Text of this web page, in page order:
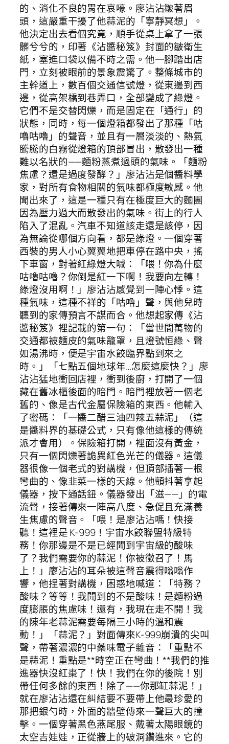
的、消化不良的胃在哀嚎。廖沾沾皺著眉
頭，這嚴重干擾了他蒜泥的「寧靜冥想」。
他決定出去看個究竟，順手從桌上拿了一張
髒兮兮的，印著《沾醬秘笈》封面的皺衛生
紙，塞進口袋以備不時之需。他一腳踏出店
門，立刻被眼前的景象震驚了。整條城市的
主幹道上，數百個交通信號燈，從東邊到西
邊，從高架橋到巷弄口，全部變成了綠燈。
它們不是交替閃爍，而是固定在「通行」的
狀態，同時，每一個燈箱都發出了那種「咕
嚕咕嚕」的聲音，並且有一層淡淡的、熱氣
騰騰的白霧從燈箱的頂部冒出，散發出一種
難以名狀的——麵粉蒸煮過頭的氣味。「麵粉
焦慮？還是過度發酵？」廖沾沾是個醬料學
家，對所有食物相關的氣味都極度敏感。他
聞出來了，這是一種只有在極度巨大的麵團
因為壓力過大而散發出的氣味。街上的行人
陷入了混亂。汽車不知道該走還是該停，因
為無論從哪個方向看，都是綠燈。一個穿著
西裝的男人小心翼翼地把車停在路中央，搖
下車窗，對著紅綠燈大喊：「喂！你為什麼
咕嚕咕嚕？你倒是紅一下啊！我要向左轉！
綠燈沒用啊！」廖沾沾感覺到一陣心悸。這
種氣味，這種不祥的「咕嚕」聲，與他兒時
聽到的家傳預言不謀而合。他想起家傳《沾
醬秘笈》裡記載的第一句：「當世間萬物的
交通都被麵皮的氣味籠罩，且燈號恒綠、聲
如湯沸時，便是宇宙水餃臨界點到來之
時。」「七點五個地球年…怎麼這麼快？」廖
沾沾猛地衝回店裡，衝到後廚，打開了一個
藏在舊冰櫃後面的暗門。暗門裡放著一個老
舊的、像是古代金屬保險箱的東西。他輸入
了密碼：「一醬二醋三油四辣五蒜泥」（這
是醬料界的基礎公式，只有像他這樣的傳統
派才會用）。保險箱打開，裡面沒有黃金，
只有一個閃爍著詭異紅色光芒的儀器。這儀
器很像一個老式的對講機，但頂部插著一根
彎曲的、像韭菜一樣的天線。他顫抖著拿起
儀器，按下通話鈕。儀器發出「滋——」的電
流聲，接著傳來一陣高八度、急促且充滿養
生焦慮的聲音。「喂！是廖沾沾嗎！快接
聽！這裡是 K-999！宇宙水餃聯盟特級特
務！你那邊是不是已經聞到宇宙級的酸味
了？我們需要你的蒜泥！你被徵召了！馬
上！」廖沾沾的耳朵被這聲音震得嗡嗡作
響，他捏著對講機，困惑地喊道：「特務？
酸味？等等！我聞到的不是酸味！是麵粉過
度膨脹的焦慮味！還有，我現在走不開！我
的陳年老蒜泥需要每隔三小時的溫和震
動！」「蒜泥？」對面傳來K-999崩潰的尖叫
聲，帶著濃濃的中藥味電子雜音：「重點不
是蒜泥！重點是**時空正在彎曲！**我們的推
進器快沒紅棗了！快！我們在你的後院！別
帶任何多餘的東西！除了——你那缸蒜泥！」
就在廖沾沾還在糾結要不要帶上他最珍愛的
那把銀勺時，外面的牆壁傳來一聲巨大的撞
擊。一個穿著黑色燕尾服、戴著太陽眼鏡的
太空吉娃娃，正從牆上的破洞鑽進來。它的